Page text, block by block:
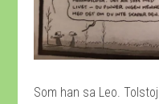
Som han sa Leo.